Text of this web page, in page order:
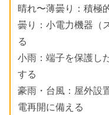
晴れ〜薄曇り：積極
曇り：小電力機器（
る
小雨：端子を保護し
する
豪雨・台風：屋外設
電再開に備える